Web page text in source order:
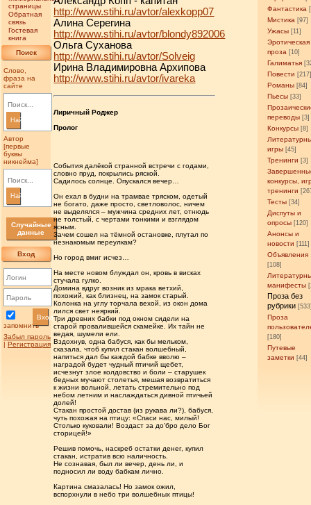
страницы
Обратная
связь
Гостевая
книга
Поиск
Слово,
фраза на
сайте
Найти
Автор
[первые
буквы
никнейма]
Найти
Случайные
данные
Вход
запомнить
Вход
Забыл пароль
| Регистрация
Фантастика
Мистика [97]
Ужасы [11]
Эротическая
проза [10]
Галиматья
Повести
Романы [84]
Пьесы [33]
переводы [3]
Конкурсы [8]
игры [45]
Тренинги [3]
конкурсы,
тренинги
Тесты [34]
Диспуты и
опросы [120]
Анонсы и
новости [111]
Объявления
[108]
манифесты
Проза без
рубрики
Проза
[180]
Путевые
заметки [44]
http://www.stihi.ru/avtor/alexkopp07
Алина Серегина
http://www.stihi.ru/avtor/blondy892006
Ольга Суханова
http://www.stihi.ru/avtor/Solveig
Ирина Владимировна Архипова
http://www.stihi.ru/avtor/ivareka
Лиричный Роджер
Пролог
События далёкой странной встречи с годами,
словно пруд, покрылись ряской.
Садилось солнце. Опускался вечер…
Он ехал в будни на трамвае тряском, одетый
не богато, даже просто, светловолос, ничем
не выделялся – мужчина средних лет, отнюдь
не толстый, с чертами тонкими и взглядом
ясным.
Зачем сошел на тёмной остановке, плутал по
незнакомым переулкам?
Но город вмиг исчез…
На месте новом блуждал он, кровь в висках
стучала гулко.
Домина вдруг возник из мрака ветхий,
похожий, как близнец, на замок старый.
Колонка на углу торчала вехой, из окон дома
лился свет неяркий.
Три древних бабки под окном сидели на
старой провалившейся скамейке. Их тайн не
ведая, шумели ели.
Вздохнув, одна бабуся, как бы мельком,
сказала, чтоб купил стакан волшебный,
напиться дал бы каждой бабке вволю –
наградой будет чудный птичий щебет,
исчезнут злое колдовство и боли – старушек
бедных мучают столетья, мешая возвратиться
к жизни вольной, летать стремительно под
небом летним и наслаждаться дивной птичьей
долей!
Стакан простой достав (из рукава ли?), бабуся,
чуть похожая на птицу: «Спаси нас, милый!
Столько куковали! Воздаст за до'бро дело Бог
сторицей!»
Решив помочь, наскреб остатки денег, купил
стакан, истратив всю наличность.
Не сознавая, был ли вечер, день ли, и
подносил ли воду бабкам лично.
Картина смазалась! Но замок ожил,
вспорхнули в небо три волшебных птицы!